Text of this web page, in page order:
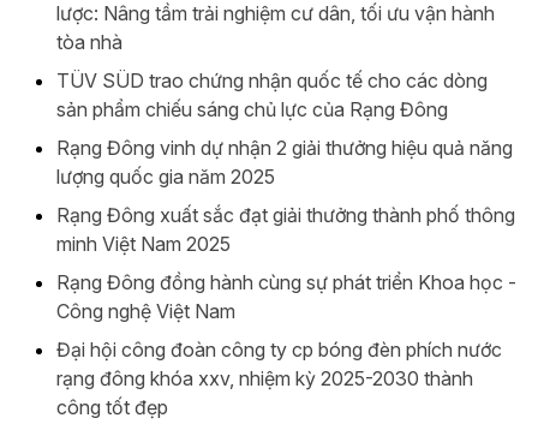
lược: Nâng tầm trải nghiệm cư dân, tối ưu vận hành
tòa nhà
TÜV SÜD trao chứng nhận quốc tế cho các dòng
sản phẩm chiếu sáng chủ lực của Rạng Đông
Rạng Đông vinh dự nhận 2 giải thưởng hiệu quả năng
lượng quốc gia năm 2025
Rạng Đông xuất sắc đạt giải thưởng thành phố thông
minh Việt Nam 2025
Rạng Đông đồng hành cùng sự phát triển Khoa học -
Công nghệ Việt Nam
Đại hội công đoàn công ty cp bóng đèn phích nước
rạng đông khóa xxv, nhiệm kỳ 2025-2030 thành
công tốt đẹp